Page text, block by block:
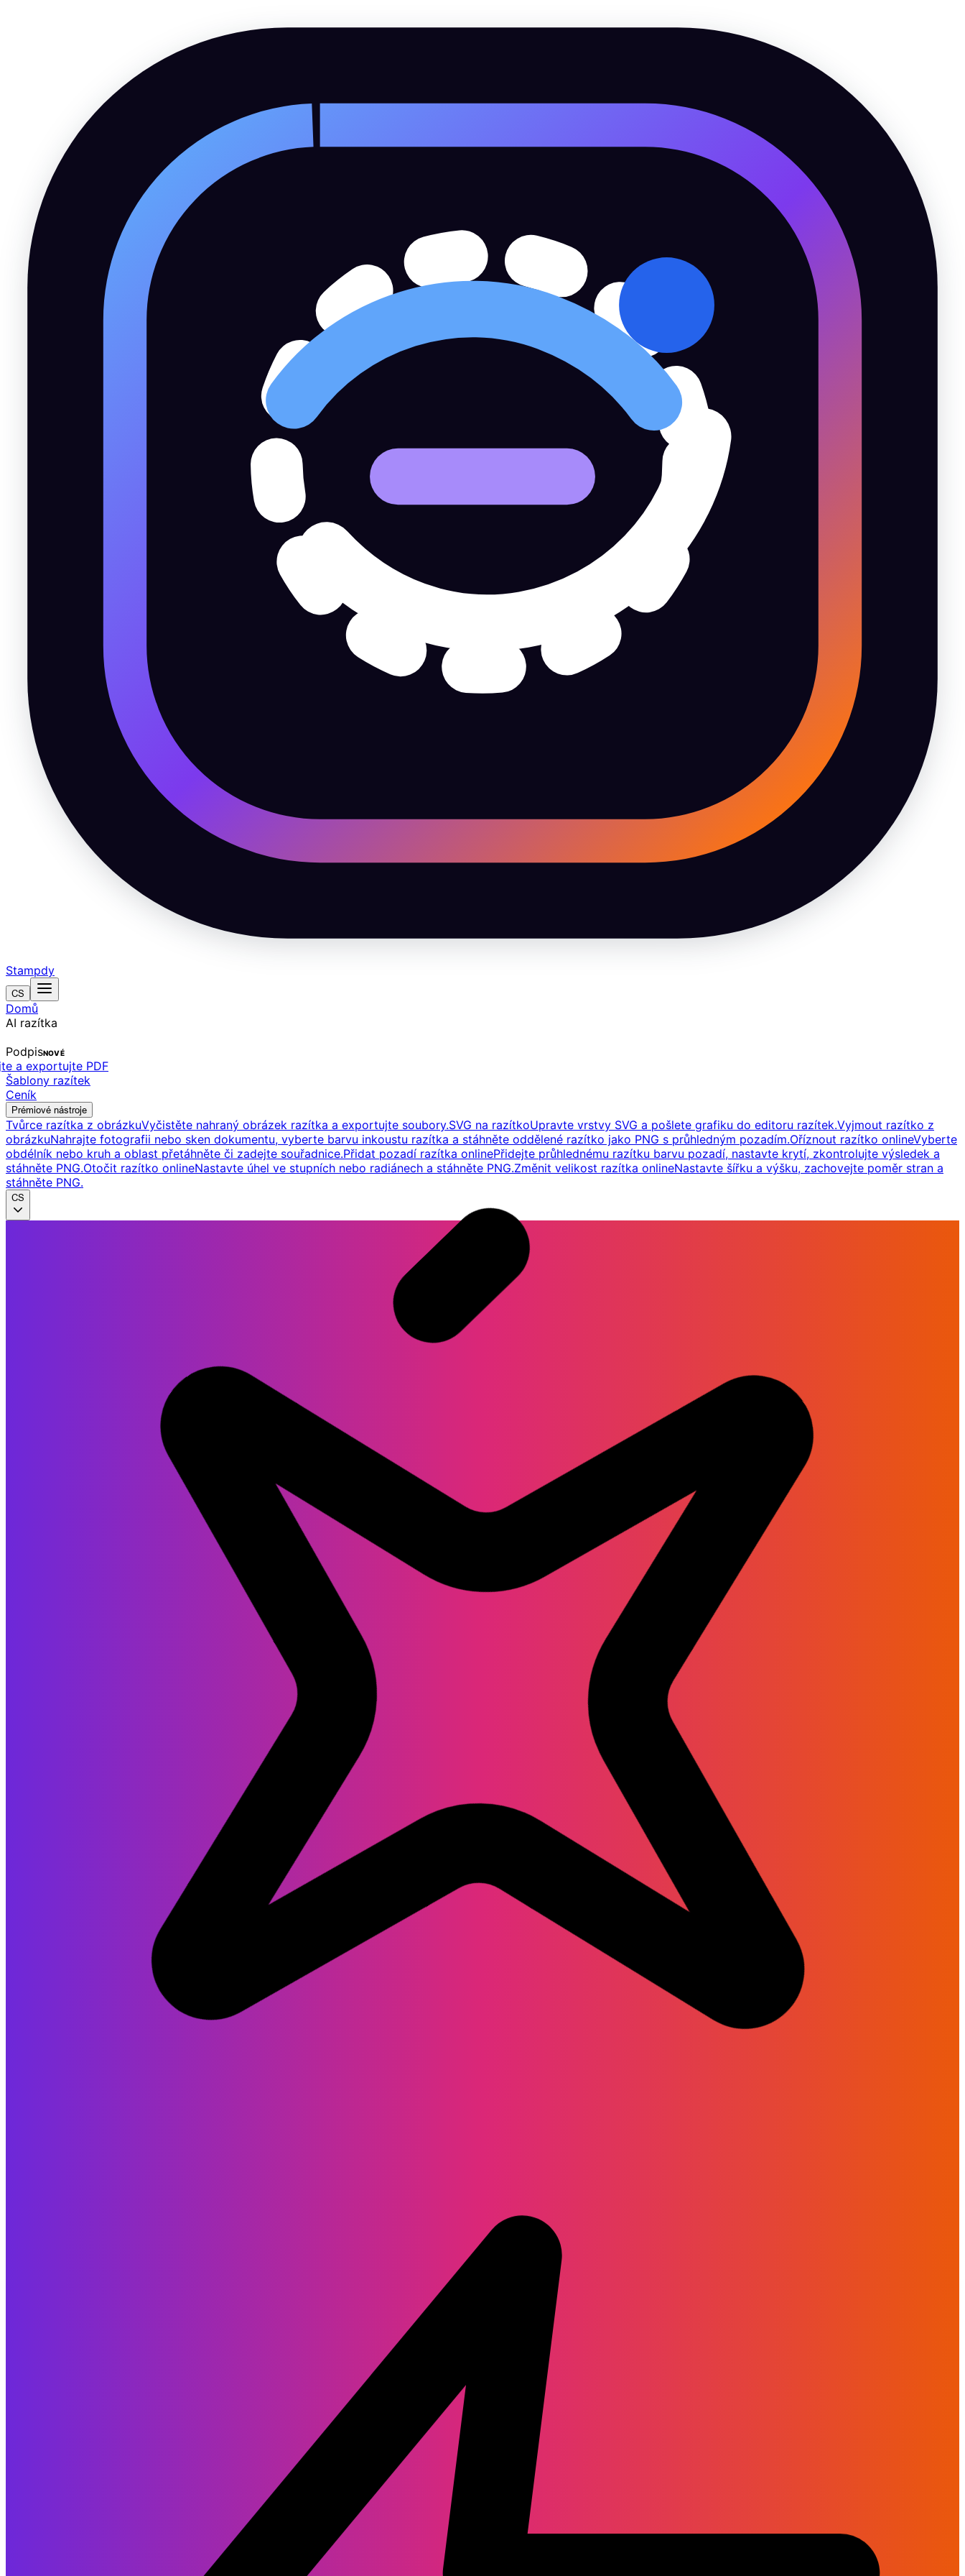
Stampdy
CS
Domů
AI razítka
PodpisNOVÉ
a exportujte PDF
Šablony razítek
Ceník
Prémiové nástroje
Tvůrce razítka z obrázkuVyčistěte nahraný obrázek razítka a exportujte soubory.SVG na razítkoUpravte vrstvy SVG a pošlete grafiku do editoru razítek.Vyjmout razítko z
obrázkuNahrajte fotografii nebo sken dokumentu, vyberte barvu inkoustu razítka a stáhněte oddělené razítko jako PNG s průhledným pozadím.Oříznout razítko onlineVyberte
obdélník nebo kruh a oblast přetáhněte či zadejte souřadnice.Přidat pozadí razítka onlinePřidejte průhlednému razítku barvu pozadí, nastavte krytí, zkontrolujte výsledek a
stáhněte PNG.Otočit razítko onlineNastavte úhel ve stupních nebo radiánech a stáhněte PNG.Změnit velikost razítka onlineNastavte šířku a výšku, zachovejte poměr stran a
stáhněte PNG.
CS